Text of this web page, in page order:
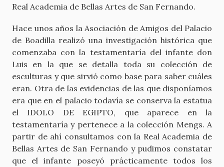
Real Academia de Bellas Artes de San Fernando.
Hace unos años la Asociación de Amigos del Palacio
de Boadilla realizó una investigación histórica que
comenzaba con la testamentaría del infante don
Luis en la que se detalla toda su colección de
esculturas y que sirvió como base para saber cuáles
eran. Otra de las evidencias de las que disponíamos
era que en el palacio todavía se conserva la estatua
el IDOLO DE EGIPTO, que aparece en la
testamentaría y pertenece a la colección Mengs. A
partir de ahí consultamos con la Real Academia de
Bellas Artes de San Fernando y pudimos constatar
que el infante poseyó prácticamente todos los